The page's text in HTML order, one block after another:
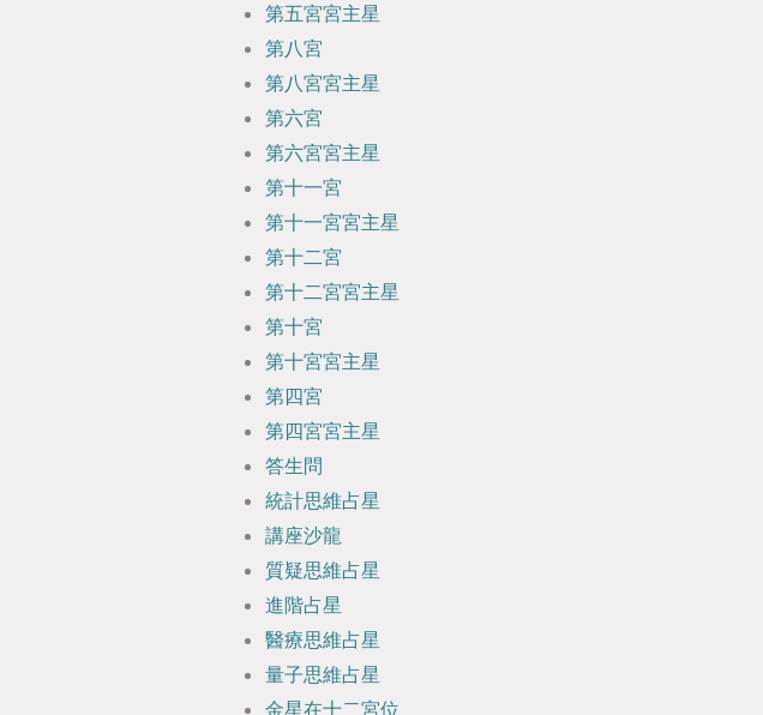
第五宮宮主星
第八宮
第八宮宮主星
第六宮
第六宮宮主星
第十一宮
第十一宮宮主星
第十二宮
第十二宮宮主星
第十宮
第十宮宮主星
第四宮
第四宮宮主星
答生問
統計思維占星
講座沙龍
質疑思維占星
進階占星
醫療思維占星
量子思維占星
金星在十二宮位